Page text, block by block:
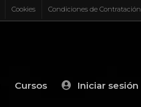
Cookies Condiciones de Contratación
Cursos Iniciar sesión